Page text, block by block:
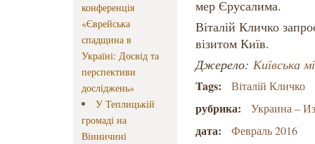
конференція
«Єврейська
спадщина в
Україні: Досвід та
перспективи
досліджень»
У Теплицькій
громаді на
Вінничині
мер Єрусалима.
Віталій Кличко
візитом Київ.
Джерело: Київська
Tags: Віталій Кличко
рубрика: Украина –
дата: Февраль 2016